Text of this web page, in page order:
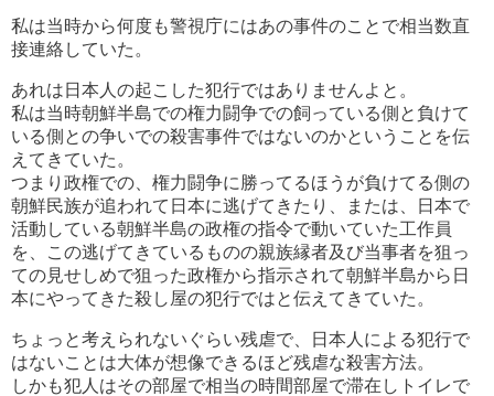
私は当時から何度も警視庁にはあの事件のことで相当数直
接連絡していた。
あれは日本人の起こした犯行ではありませんよと。
私は当時朝鮮半島での権力闘争での飼っている側と負けて
いる側との争いでの殺害事件ではないのかということを伝
えてきていた。
つまり政権での、権力闘争に勝ってるほうが負けてる側の
朝鮮民族が追われて日本に逃げてきたり、または、日本で
活動している朝鮮半島の政権の指令で動いていた工作員
を、この逃げてきているものの親族縁者及び当事者を狙っ
ての見せしめで狙った政権から指示されて朝鮮半島から日
本にやってきた殺し屋の犯行ではと伝えてきていた。
ちょっと考えられないぐらい残虐で、日本人による犯行で
はないことは大体が想像できるほど残虐な殺害方法。
しかも犯人はその部屋で相当の時間部屋で滞在しトイレで